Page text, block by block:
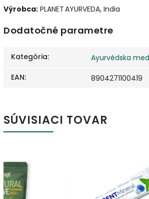
Výrobca: PLANET AYURVEDA, India
Dodatočné parametre
Kategória:
Ayurvédska
EAN: 8904271100419
SÚVISIACI TOVAR